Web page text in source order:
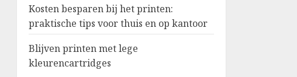
Kosten besparen bij het printen:
praktische tips voor thuis en op kantoor
Blijven printen met lege
kleurencartridges